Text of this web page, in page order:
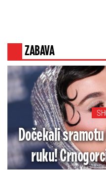
ZABAVA
Dočekali
ruku!